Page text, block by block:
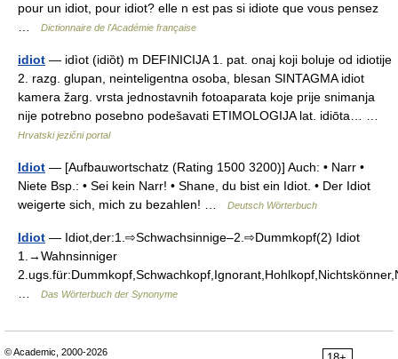
pour un idiot, pour idiot? elle n est pas si idiote que vous pensez
Dictionnaire de l'Académie française
idiot — idìot (idiȍt) m DEFINICIJA 1. pat. onaj koji boluje od idiotije
2. razg. glupan, neinteligentna osoba, blesan SINTAGMA idiot
kamera žarg. vrsta jednostavnih fotoaparata koje prije snimanja
nije potrebno posebno podešavati ETIMOLOGIJA lat. idiōta… …
Hrvatski jezični portal
Idiot — [Aufbauwortschatz (Rating 1500 3200)] Auch: • Narr •
Niete Bsp.: • Sei kein Narr! • Shane, du bist ein Idiot. • Der Idiot
weigerte sich, mich zu bezahlen! …
Deutsch Wörterbuch
Idiot — Idiot,der:1.⇨Schwachsinnige–2.⇨Dummkopf(2) Idiot
1.→Wahnsinniger
Das Wörterbuch der Synonyme
© Academic, 2000-2026